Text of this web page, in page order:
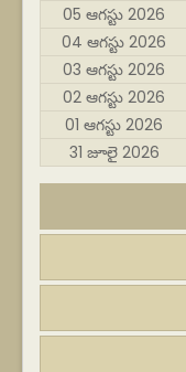
05 ఆగస్టు 2026
04 ఆగస్టు 2026
03 ఆగస్టు 2026
02 ఆగస్టు 2026
01 ఆగస్టు 2026
31 జూలై 2026